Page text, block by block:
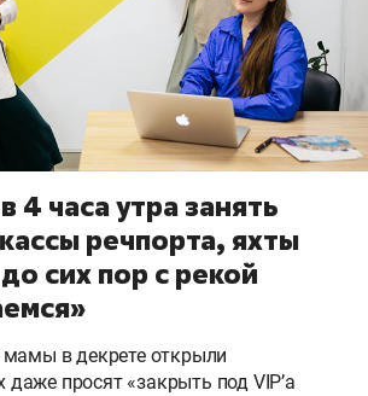
4 часа утра занять
речпорта, яхты
сих пор с рекой
мамы в декрете открыли
просят «закрыть под VIP’а